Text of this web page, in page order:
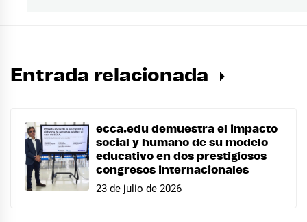
Entrada relacionada
ecca.edu demuestra el impacto
social y humano de su modelo
educativo en dos prestigiosos
congresos internacionales
23 de julio de 2026